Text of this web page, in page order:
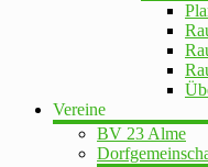
Vereine
BV 23 Alme